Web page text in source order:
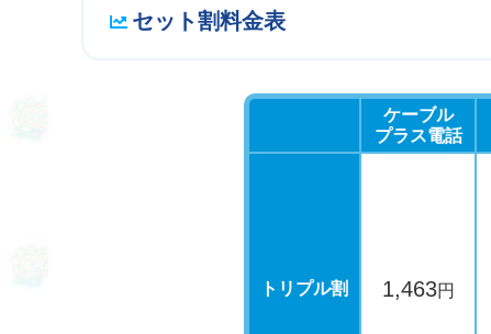
セット割料金表
ケーブル
プラス電話
トリプル割 1,463円